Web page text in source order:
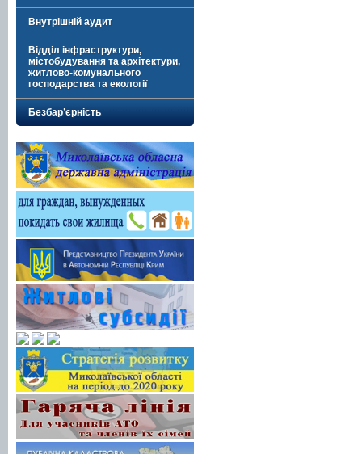
Внутрішній аудит
Відділ інфраструктури,
містобудування та архітектури,
житлово-комунального
господарства та екології
Безбар’єрність